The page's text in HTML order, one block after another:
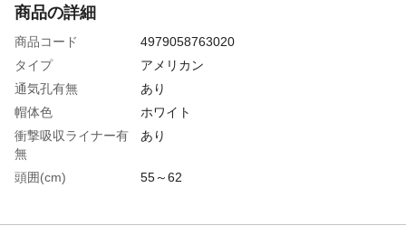
商品の詳細
商品コード
4979058763020
タイプ
アメリカン
通気孔有無
あり
帽体色
ホワイト
衝撃吸収ライナー有
無
あり
頭囲(cm)
55～62
生産国
日本